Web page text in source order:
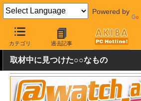
Powered by
カテゴリ 過去記事
AKIBA PC Hotline! PC周辺機器 USBハブ
取材中に見つけた○○なもの